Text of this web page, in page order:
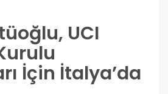
UCI
İçin İtalya’da